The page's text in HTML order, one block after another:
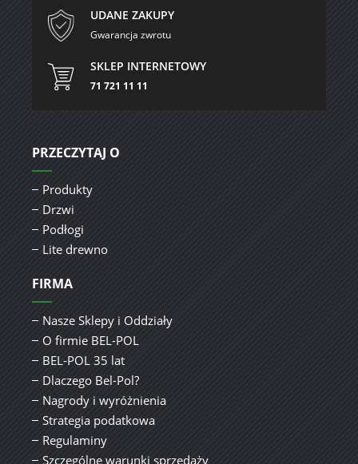
UDANE ZAKUPY
Gwarancja zwrotu
SKLEP INTERNETOWY
71 721 11 11
PRZECZYTAJ O
Produkty
Drzwi
Podłogi
Lite drewno
FIRMA
Nasze Sklepy i Oddziały
O firmie BEL-POL
BEL-POL 35 lat
Dlaczego Bel-Pol?
Nagrody i wyróżnienia
Strategia podatkowa
Regulaminy
Szczególne warunki sprzedaży